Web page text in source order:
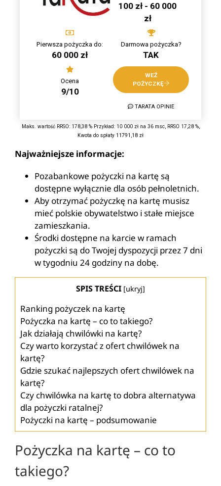
100 zł - 60 000
zł
Pierwsza pożyczka do:
60 000 zł
Darmowa pożyczka?
TAK
Ocena
9/10
WEŹ
POŻYCZKĘ
TARATA OPINIE
Maks. wartość RRSO: 178,38 % Przykład: 10 000 zł na 36 msc, RRSO 17,28 %,
Kwota do spłaty 11791,18 zł
Najważniejsze informacje:
Pozabankowe pożyczki na kartę są
dostępne wyłącznie dla osób pełnoletnich.
Aby otrzymać pożyczkę na kartę musisz
mieć polskie obywatelstwo i stałe miejsce
zamieszkania.
Środki dostępne na karcie w ramach
pożyczki są do Twojej dyspozycji przez 7 dni
w tygodniu 24 godziny na dobę.
SPIS TREŚCI [ukryj]
Ranking pożyczek na kartę
Pożyczka na kartę – co to takiego?
Jak działają chwilówki na kartę?
Czy warto korzystać z ofert chwilówek na
kartę?
Gdzie szukać najlepszych ofert chwilówek na
kartę?
Czy chwilówka na kartę to dobra alternatywa
dla pożyczki ratalnej?
Pożyczki na kartę – podsumowanie
Pożyczka na kartę – co to
takiego?